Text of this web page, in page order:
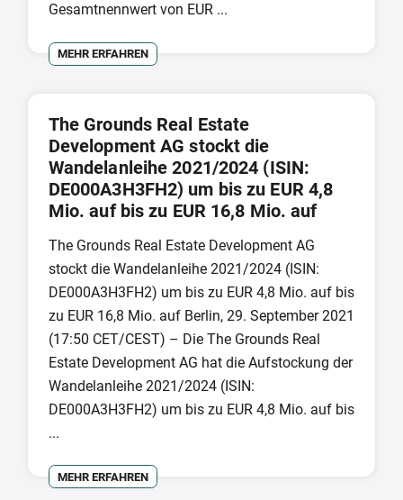
Gesamtnennwert von EUR ...
MEHR ERFAHREN
The Grounds Real Estate
Development AG stockt die
Wandelanleihe 2021/2024 (ISIN:
DE000A3H3FH2) um bis zu EUR 4,8
Mio. auf bis zu EUR 16,8 Mio. auf
The Grounds Real Estate Development AG
stockt die Wandelanleihe 2021/2024 (ISIN:
DE000A3H3FH2) um bis zu EUR 4,8 Mio. auf bis
zu EUR 16,8 Mio. auf Berlin, 29. September 2021
(17:50 CET/CEST) – Die The Grounds Real
Estate Development AG hat die Aufstockung der
Wandelanleihe 2021/2024 (ISIN:
DE000A3H3FH2) um bis zu EUR 4,8 Mio. auf bis
...
MEHR ERFAHREN